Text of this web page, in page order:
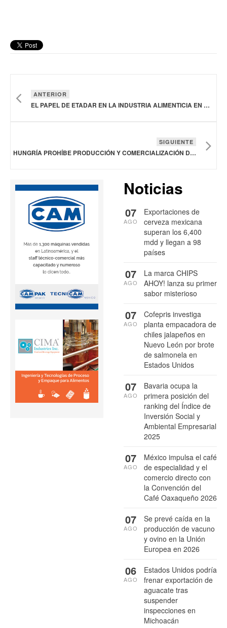
ANTERIOR
EL PAPEL DE ETADAR EN LA INDUSTRIA ALIMENTICIA EN MÉXICO Y SU PARTICIPACIÓN EN EL FOOD SUMMIT 2025
SIGUIENTE
HUNGRÍA PROHÍBE PRODUCCIÓN Y COMERCIALIZACIÓN DE PROTEÍNAS CÁRNICAS OBTENIDAS EN LABORATORIO
Noticias
Exportaciones de
cerveza mexicana
superan los 6,400
mdd y llegan a 98
países
07
AGO
La marca CHIPS
AHOY! lanza su primer
sabor misterioso
07
AGO
Cofepris investiga
planta empacadora de
chiles jalapeños en
Nuevo León por brote
de salmonela en
Estados Unidos
07
AGO
Bavaria ocupa la
primera posición del
ranking del Índice de
Inversión Social y
Ambiental Empresarial
2025
07
AGO
México impulsa el café
de especialidad y el
comercio directo con
la Convención del
Café Oaxaqueño 2026
07
AGO
Se prevé caída en la
producción de vacuno
y ovino en la Unión
Europea en 2026
07
AGO
Estados Unidos podría
frenar exportación de
aguacate tras
suspender
inspecciones en
Michoacán
06
AGO